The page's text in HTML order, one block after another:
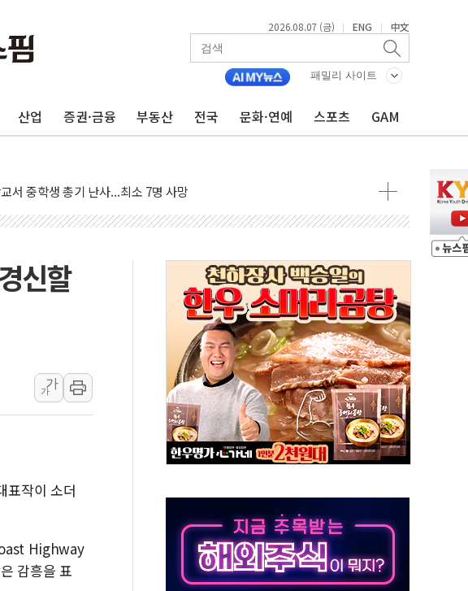
2026.08.07 (금) | ENG | 中文
패밀리 사이트
산업 증권·금융 부동산 전국 문화·연예 스포츠 GAM
부터 '가족 사건' 못 맡는다…상피제 실시
딩스, 포스코인터·DX 지분 일부 매각
은 서울 등 폭염중대경보 해제…누적 온열질환자 2872명
악몽 재현 안돼"...李 부동산 세제안에 與 내부서 '총선·대선 직격탄' 우려
, 호우 피해 경북 안동·의성 특별재난지역 선포
리' 집주인에게 흉기 휘두른 30대 세입자…경찰, 현행범 체포
이오, 10일 거래 재개…"재무구조 개편"
생명, 농작업 중 온열질환 보장…폭염기 신속 보상 강화
2분기 매출 120억원
스 "디엑솜과 美 암 진단 분야 독점 라이선스 계약"
이, 폐암 치료제 'VRN11' 캐나다 IND 신청
대생명, 육군 3군단과 군 장병 금융교육·전역 지원 협약
, '교보K-맞춤건강보험' 6개월 배타적사용권 획득
다 낮은 특별공급 경쟁률… 실수요자 관심
우스: 오만의 신' 26일 출시, 유저의 캐릭터가 AI로 플레이한다
립, 시청 만으로 혜택 얻는 피드코인 이벤트 진행
신할
가
가
표작이 소더
Highway
감흥을 표